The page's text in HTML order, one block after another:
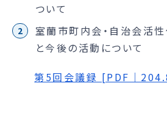
ついて
室蘭市町内会・自治会活
と今後の活動について
第5回会議録 [PDF｜